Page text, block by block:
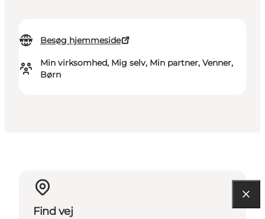
Besøg hjemmeside
Min virksomhed, Mig selv, Min partner, Venner,
Børn
Find vej